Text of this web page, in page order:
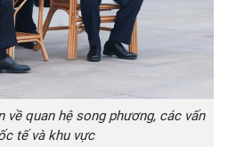
về quan hệ song phương, các vấn
tế và khu vực